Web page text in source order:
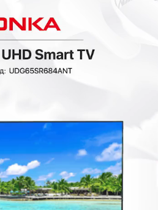
Ashley - Сандал
D583-02
Гал тогооны өрөө